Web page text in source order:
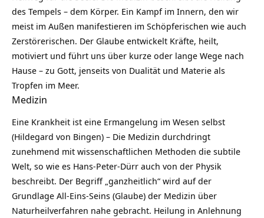
des Tempels – dem Körper. Ein Kampf im Innern, den wir
meist im Außen manifestieren im Schöpferischen wie auch
Zerstörerischen. Der Glaube entwickelt Kräfte, heilt,
motiviert und führt uns über kurze oder lange Wege nach
Hause – zu Gott, jenseits von Dualität und Materie als
Tropfen im Meer.
Medizin
Eine Krankheit ist eine Ermangelung im Wesen selbst
(Hildegard von Bingen) – Die Medizin durchdringt
zunehmend mit wissenschaftlichen Methoden die subtile
Welt, so wie es Hans-Peter-Dürr auch von der Physik
beschreibt. Der Begriff „ganzheitlich“ wird auf der
Grundlage All-Eins-Seins (Glaube) der Medizin über
Naturheilverfahren nahe gebracht. Heilung in Anlehnung